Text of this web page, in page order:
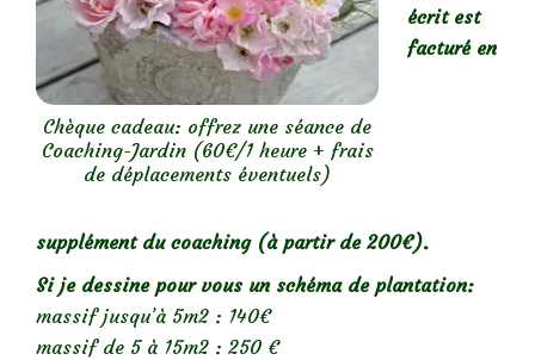
Chèque cadeau: offrez une séance de
Coaching-Jardin (60€/1 heure + frais
de déplacements éventuels)
écrit est
facturé en
supplément du coaching (à partir de 200€).
Si je dessine pour vous un schéma de plantation:
massif jusqu’à 5m2 : 140€
massif de 5 à 15m2 : 250 €